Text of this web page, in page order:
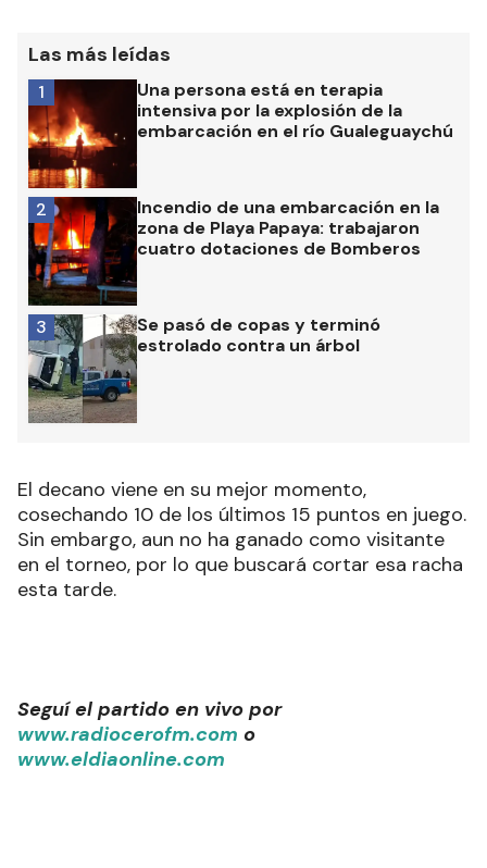
Las más leídas
Una persona está en terapia
intensiva por la explosión de la
embarcación en el río Gualeguaychú
1
Incendio de una embarcación en la
zona de Playa Papaya: trabajaron
cuatro dotaciones de Bomberos
2
Se pasó de copas y terminó
estrolado contra un árbol
3
El decano viene en su mejor momento,
cosechando 10 de los últimos 15 puntos en juego.
Sin embargo, aun no ha ganado como visitante
en el torneo, por lo que buscará cortar esa racha
esta tarde.
Seguí el partido en vivo por
www.radiocerofm.com o
www.eldiaonline.com